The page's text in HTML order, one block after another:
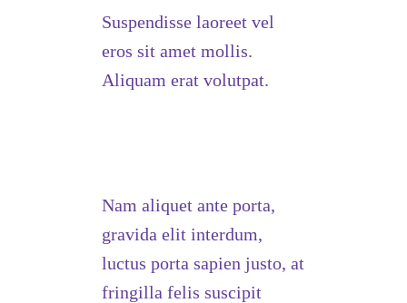
Suspendisse laoreet vel
eros sit amet mollis.
Aliquam erat volutpat.
Nam aliquet ante porta,
gravida elit interdum,
luctus porta sapien justo, at
fringilla felis suscipit